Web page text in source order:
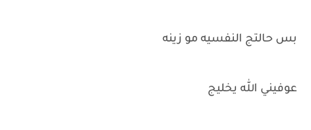
بس حالتج النفسيه مو زينه
عوفيني الله يخليج